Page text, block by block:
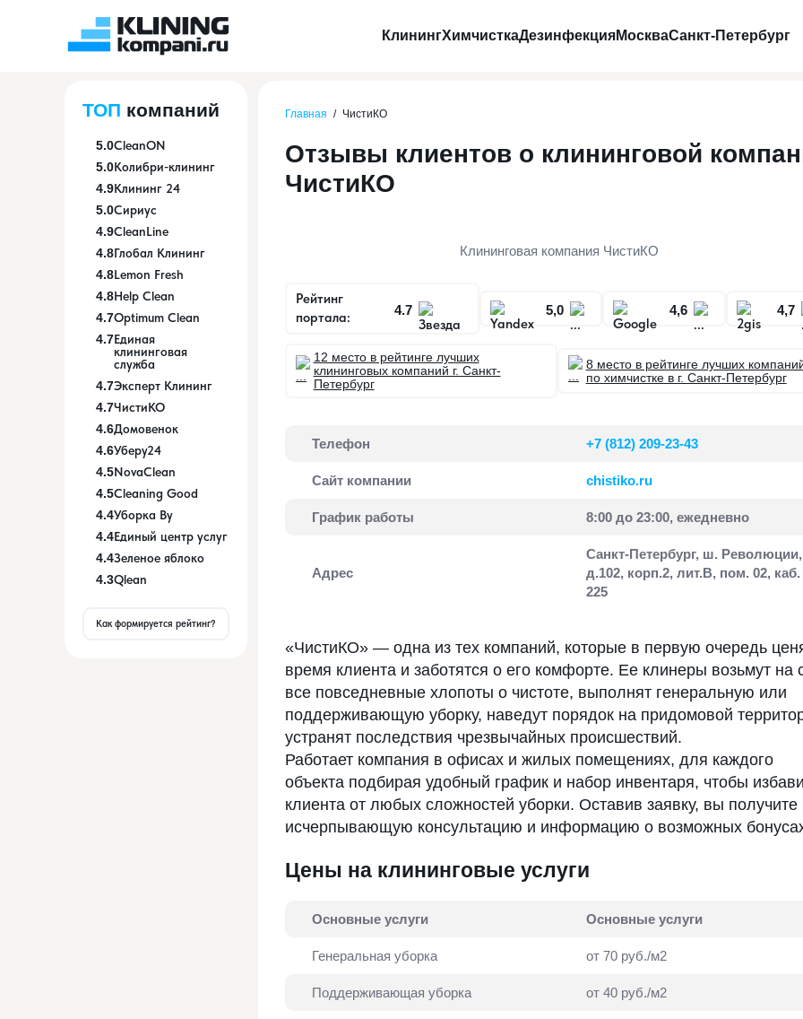
КлинингХимчисткаДезинфекцияМоскваСанкт-Петербург
ТОП компаний
5.0CleanON
5.0Колибри-клининг
4.9Клининг 24
5.0Сириус
4.9CleanLine
4.8Глобал Клининг
4.8Lemon Fresh
4.8Help Clean
4.7Optimum Clean
4.7Единая
клининговая
служба
4.7Эксперт Клининг
4.7ЧистиКО
4.6Домовенок
4.6Уберу24
4.5NovaClean
4.5Cleaning Good
4.4Уборка Ву
4.4Единый центр услуг
4.4Зеленое яблоко
4.3Qlean
Как формируется рейтинг?
Главная / ЧистиКО
Отзывы клиентов о клининговой
ЧистиКО
Клининговая компания ЧистиКО
Рейтинг
портала:
4.7 5,0 4,6 4,7
12 место в рейтинге лучших
клининговых компаний г. Санкт-
Петербург
8 место в рейтинге лучших
по химчистке в г. Санкт-Петербург
Телефон +7 (812) 209-23-43
Сайт компании chistiko.ru
График работы 8:00 до 23:00, ежедневно
Адрес
Санкт-Петербург, ш. Революции,
д.102, корп.2, лит.В, пом. 02, каб.
225
«ЧистиКО» — одна из тех компаний, которые в первую очередь
время клиента и заботятся о его комфорте. Ее клинеры возьмут на
все повседневные хлопоты о чистоте, выполнят генеральную или
поддерживающую уборку, наведут порядок на придомовой
устранят последствия чрезвычайных происшествий.
Работает компания в офисах и жилых помещениях, для каждого
объекта подбирая удобный график и набор инвентаря, чтобы
клиента от любых сложностей уборки. Оставив заявку, вы получите
исчерпывающую консультацию и информацию о возможных
Цены на клининговые услуги
Основные услуги Основные услуги
Генеральная уборка от 70 руб./м2
Поддерживающая уборка от 40 руб./м2